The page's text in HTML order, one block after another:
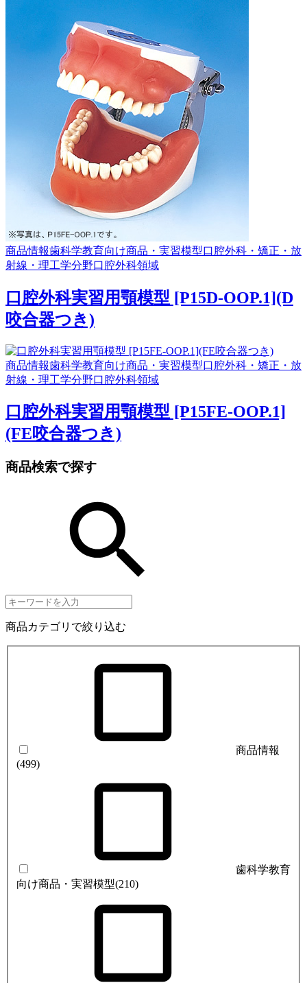
商品情報歯科学教育向け商品・実習模型口腔外科・矯正・放
射線・理工学分野口腔外科領域
口腔外科実習用顎模型 [P15D-OOP.1](D
咬合器つき)
商品情報歯科学教育向け商品・実習模型口腔外科・矯正・放
射線・理工学分野口腔外科領域
口腔外科実習用顎模型 [P15FE-OOP.1]
(FE咬合器つき)
商品検索で探す
商品カテゴリで絞り込む
商品情報
(499)
歯科学教育
向け商品・実習模型(210)